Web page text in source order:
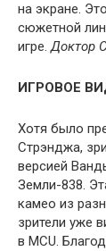
на экране.
сюжетной
игре.Доктор
ИГРОВОЕ
Хотя было
Стрэнджа,
версией
Земли-838.
камео из
зрители уже
в MCU.